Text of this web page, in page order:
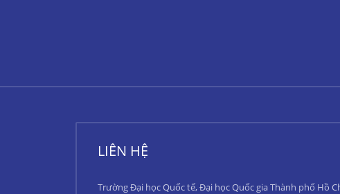
LIÊN HỆ
Trường Đại học Quốc tế, Đại học Quốc gia Thành phố Hồ